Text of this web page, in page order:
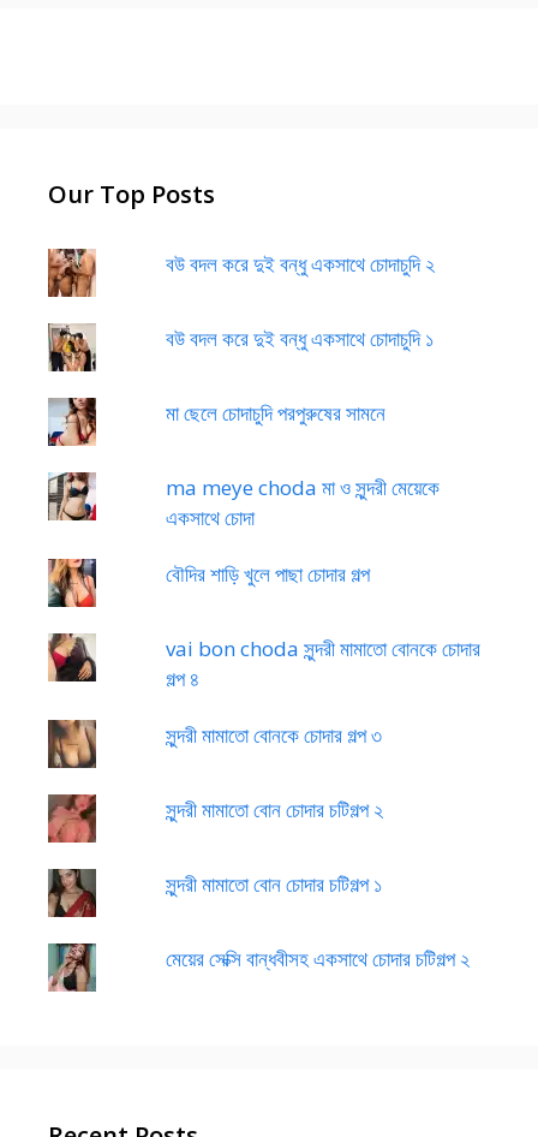
Our Top Posts
বউ বদল করে দুই বন্ধু একসাথে চোদাচুদি ২
বউ বদল করে দুই বন্ধু একসাথে চোদাচুদি ১
মা ছেলে চোদাচুদি পরপুরুষের সামনে
ma meye choda মা ও সুন্দরী মেয়েকে
একসাথে চোদা
বৌদির শাড়ি খুলে পাছা চোদার গল্প
vai bon choda সুন্দরী মামাতো বোনকে চোদার
গল্প ৪
সুন্দরী মামাতো বোনকে চোদার গল্প ৩
সুন্দরী মামাতো বোন চোদার চটিগল্প ২
সুন্দরী মামাতো বোন চোদার চটিগল্প ১
মেয়ের সেক্সি বান্ধবীসহ একসাথে চোদার চটিগল্প ২